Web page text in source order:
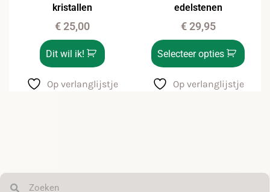
kristallen
€25,00
Dit wil ik!
Op verlanglijstje
edelstenen
€29,95
Selecteer opties
Op verlanglijstje